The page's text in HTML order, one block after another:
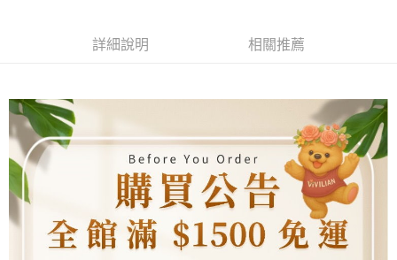
1.本服務係由「台灣大哥大股份有限公司」（以下簡稱本公司）所提供，讓
用戶於交易時，得透過本服務購買商品或服務，並由商店將買賣／分期付款
資料（包含姓名、電話或地址）提供予台灣大哥大進項蒐集、處理及利用，
由本公司與您本人進行分期帳單所需資料之確認、核對及更正。
3.完整用戶服務條款，請詳閱以下連結：https://oppay.tw/userRule
※ 請注意：結帳手續完成當下不需立刻繳費，但若您需要取消訂單，請聯絡
是否繳費成功／繳費後需取消欲退款等相關疑問，請聯繫「AFTEE先享後付
客戶支援中心」
https://netprotections.freshdesk.com/support/home
【注意事項】
１．透過由恩沛科技股份有限公司提供之「AFTEE先享後付」服務完成之交
易，需依本服務之必要範圍內提供個人資料，並將交易相關給付款項請求債
權轉讓予恩沛科技股份有限公司。
２．關於個人資料處理事宜，請瀏覽以下網址：
https://aftee.tw/terms/#terms3
３．未成年的使用者請事先徵得法定代理人或監護人之同意方可使用
每筆NT$80，滿NT$1,500(含以上)免運費
貨到付款
每筆NT$130，滿NT$1,500(含以上)免運費
海外配送 查看運費
詳細說明 相關推薦